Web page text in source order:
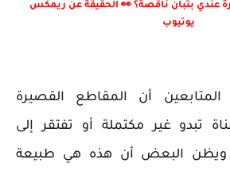
عندي بتبان ناقصة؟ 👀 الحقيقة عن ريمكس
يوتيوب
أن المقاطع القصيرة
تبدو غير مكتملة أو تفتقر إلى
ويظن البعض أن هذه هي طبيعة